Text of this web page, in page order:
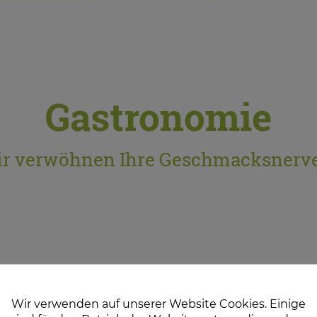
Gastronomie
verwöhnen Ihre
Wir verwenden auf unserer Website Cookies. Einige